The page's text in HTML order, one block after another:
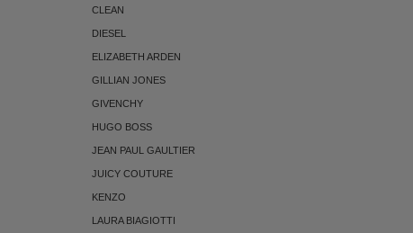
CLEAN
DIESEL
ELIZABETH ARDEN
GILLIAN JONES
GIVENCHY
HUGO BOSS
JEAN PAUL GAULTIER
JUICY COUTURE
KENZO
LAURA BIAGIOTTI